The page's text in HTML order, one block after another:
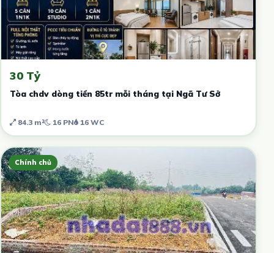
30 Tỷ
Tòa chdv dòng tiền 85tr mỗi tháng tại Ngã Tư Sở
84.3 m² 16 PN 16 WC
Chính chủ